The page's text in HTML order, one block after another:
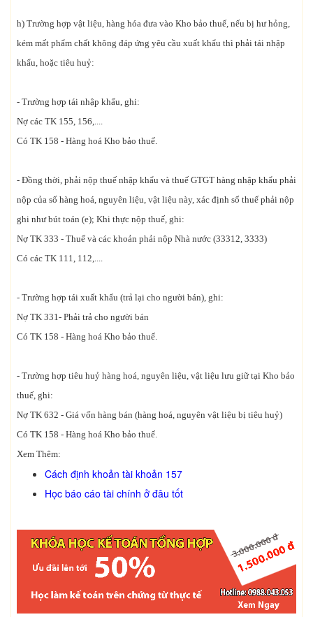
h) Trường hợp vật liệu, hàng hóa đưa vào Kho bảo thuế, nếu bị hư hỏng,
kém mất phẩm chất không đáp ứng yêu cầu xuất khẩu thì phải tái nhập
khẩu, hoặc tiêu huỷ:
- Trường hợp tái nhập khẩu, ghi:
Nợ các TK 155, 156,....
Có TK 158 - Hàng hoá Kho bảo thuế.
- Đồng thời, phải nộp thuế nhập khẩu và thuế GTGT hàng nhập khẩu phải
nộp của số hàng hoá, nguyên liệu, vật liệu này, xác định số thuế phải nộp
ghi như bút toán (e); Khi thực nộp thuế, ghi:
Nợ TK 333 - Thuế và các khoản phải nộp Nhà nước (33312, 3333)
Có các TK 111, 112,....
- Trường hợp tái xuất khẩu (trả lại cho người bán), ghi:
Nợ TK 331- Phải trả cho người bán
Có TK 158 - Hàng hoá Kho bảo thuế.
- Trường hợp tiêu huỷ hàng hoá, nguyên liệu, vật liệu lưu giữ tại Kho bảo
thuế, ghi:
Nợ TK 632 - Giá vốn hàng bán (hàng hoá, nguyên vật liệu bị tiêu huỷ)
Có TK 158 - Hàng hoá Kho bảo thuế.
Xem Thêm:
Cách định khoản tài khoản 157
Học báo cáo tài chính ở đâu tốt